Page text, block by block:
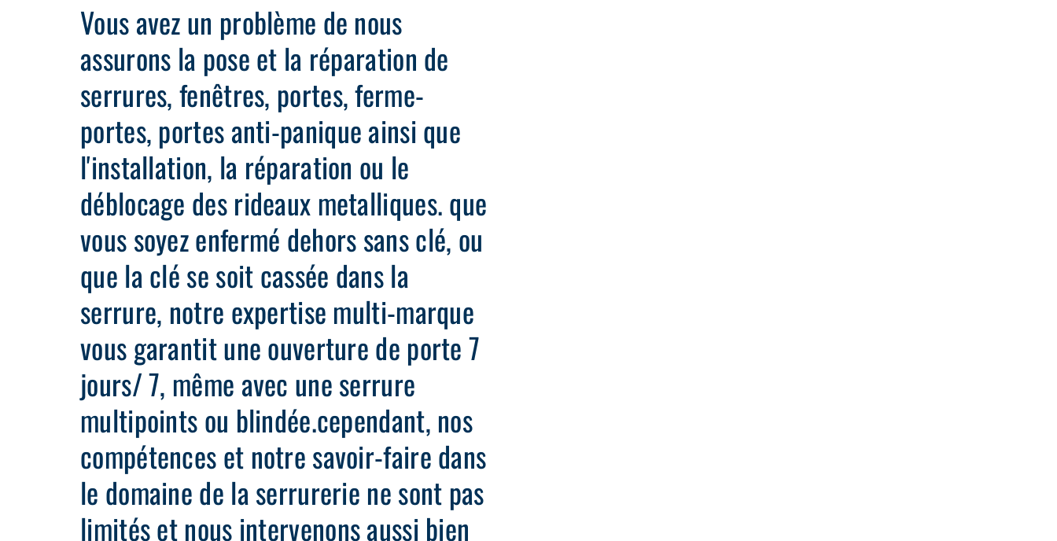
Vous avez un problème de nous
assurons la pose et la réparation de
serrures, fenêtres, portes, ferme-
portes, portes anti-panique ainsi que
l'installation, la réparation ou le
déblocage des rideaux metalliques. que
vous soyez enfermé dehors sans clé, ou
que la clé se soit cassée dans la
serrure, notre expertise multi-marque
vous garantit une ouverture de porte 7
jours/ 7, même avec une serrure
multipoints ou blindée.cependant, nos
compétences et notre savoir-faire dans
le domaine de la serrurerie ne sont pas
limités et nous intervenons aussi bien